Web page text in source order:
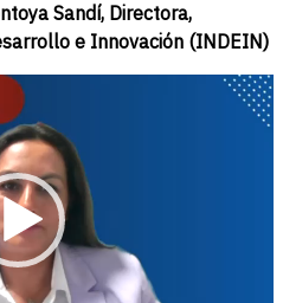
Sandí, Directora,
e Innovación (INDEIN)